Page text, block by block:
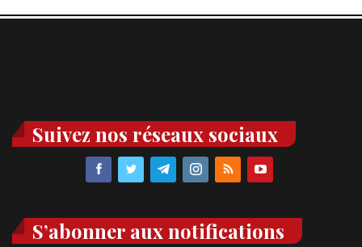
Suivez nos réseaux sociaux
S’abonner aux notifications